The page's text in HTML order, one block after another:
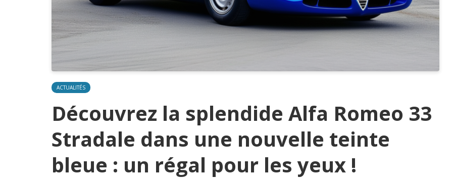
ACTUALITÉS
Découvrez la splendide Alfa Romeo 33
Stradale dans une nouvelle teinte
bleue : un régal pour les yeux !